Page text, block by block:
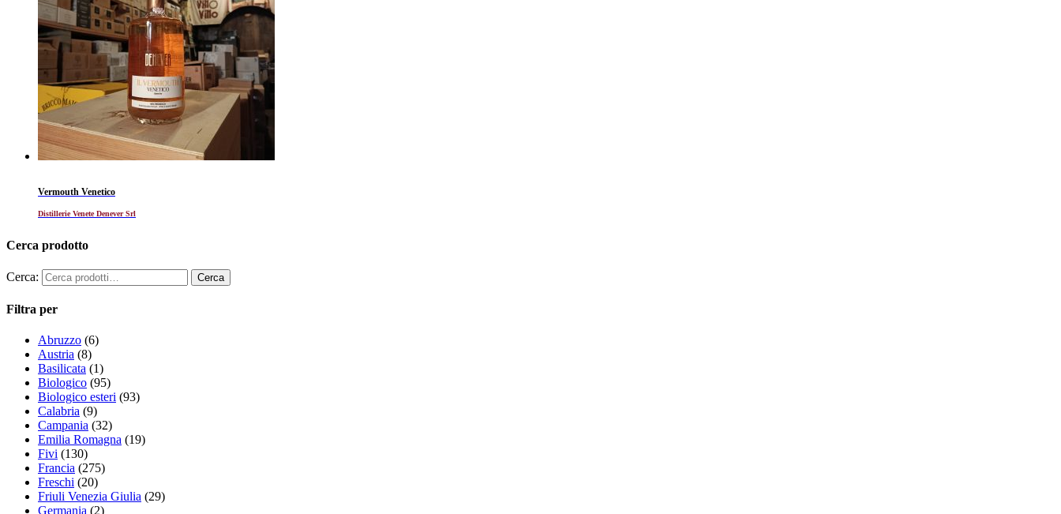
Vermouth Venetico
Distillerie Venete Denever Srl
Cerca prodotto
Cerca:
Filtra per
Abruzzo (6)
Austria (8)
Basilicata (1)
Biologico (95)
Biologico esteri (93)
Calabria (9)
Campania (32)
Emilia Romagna (19)
Fivi (130)
Francia (275)
Freschi (20)
Friuli Venezia Giulia (29)
Germania (2)